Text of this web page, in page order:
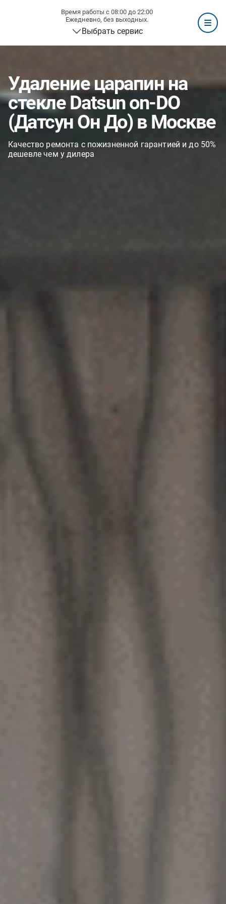
Время работы с 08:00 до 22:00
Ежедневно, без выходных.
Выбрать сервис
Удаление царапин на
стекле Datsun on-DO
(Датсун Он До) в Москве
Качество ремонта с пожизненной гарантией и до 50%
дешевле чем у дилера